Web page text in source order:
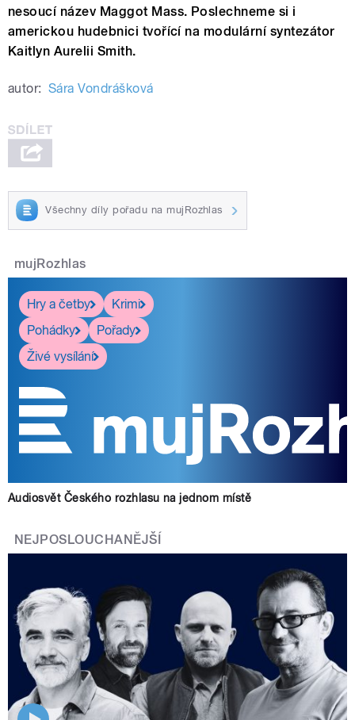
nesoucí název Maggot Mass. Poslechneme si i
americkou hudebnici tvořící na modulární syntezátor
Kaitlyn Aurelii Smith.
autor: Sára Vondrášková
Všechny díly pořadu na mujRozhlas
mujRozhlas
Hry a četby
Krimi
Pohádky
Pořady
Živé vysílání
Audiosvět Českého rozhlasu na jednom místě
NEJPOSLOUCHANĚJŠÍ